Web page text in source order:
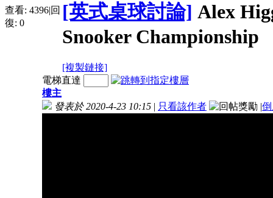
查看: 4396|回
復: 0
[英式桌球討論] Alex
Snooker Championship
[複製鏈接]
電梯直達
樓主
發表於 2020-4-23 10:15 | 只看該作者 |